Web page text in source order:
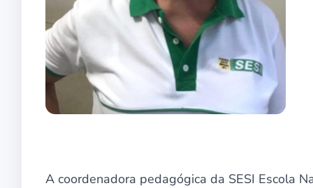
A coordenadora pedagógica da SESI Escola